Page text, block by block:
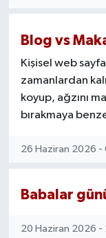
Blog vs
Kişisel web
zamanlardan
koyup, ağzını
bırakmaya
26 Haziran 2026 -
Babalar
20 Haziran 2026 -